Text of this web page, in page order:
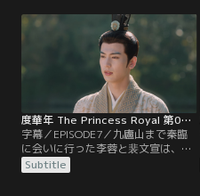
ちの前で“楊泉を殺してしまったか
ら罰を受ける”と猿芝居を打つ。李
明は裴文宣の罪をとがめず、楊家の
反逆の証拠を調べるように命じる
が…。
度華年 The Princess Royal 第07話／字幕
字幕／EPISODE7／九廬山まで秦臨
に会いに行った李蓉と裴文宣は、誰
にも会えないまま下山して都に戻
る。すると、拓跋燕の殺害容疑で裴
Subtitle